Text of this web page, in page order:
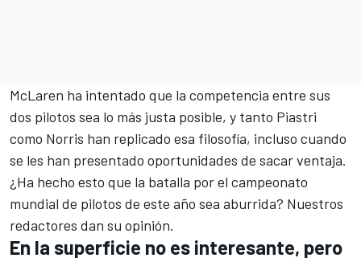
McLaren ha intentado que la competencia entre sus
dos pilotos sea lo más justa posible, y tanto Piastri
como Norris han replicado esa filosofía, incluso cuando
se les han presentado oportunidades de sacar ventaja.
¿Ha hecho esto que la batalla por el campeonato
mundial de pilotos de este año sea aburrida? Nuestros
redactores dan su opinión.
En la superficie no es interesante, pero